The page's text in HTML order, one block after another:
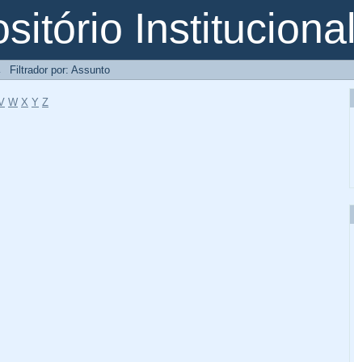
Institucional
Filtrador por: Assunto
W X Y Z